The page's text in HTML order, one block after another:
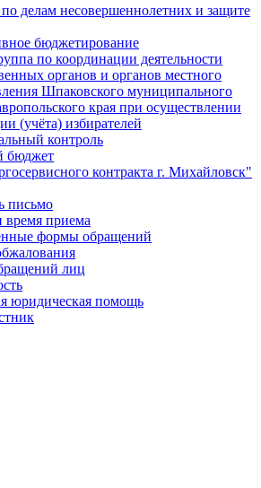
делам несовершеннолетних и защите
бюджетирование
по координации деятельности
органов и органов местного
Шпаковского муниципального
края при осуществлении
(учёта) избирателей
контроль
бюджет
контракта г. Михайловск"
письмо
время приема
формы обращений
лиц
юридическая помощь